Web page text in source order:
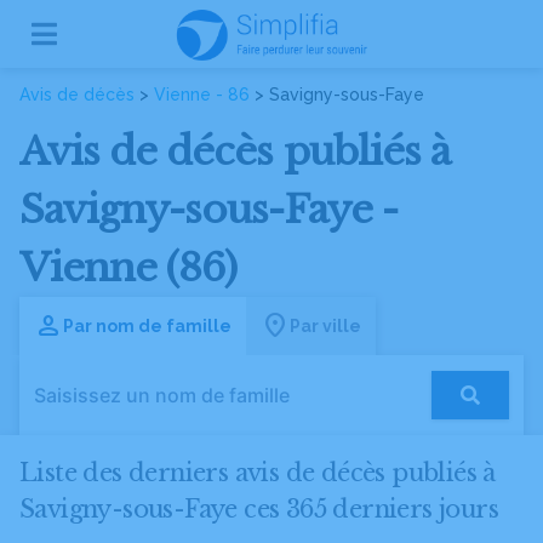
Avis de décès > Vienne - 86 > Savigny-sous-Faye
Avis de décès publiés à
Savigny-sous-Faye -
Vienne (86)
Par nom de famille Par ville
Liste des derniers avis de décès publiés à
Savigny-sous-Faye ces 365 derniers jours